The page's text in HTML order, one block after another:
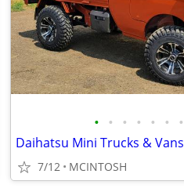
• • • • • • •
Daihatsu Mini Trucks & Vans
7/12 MCINTOSH